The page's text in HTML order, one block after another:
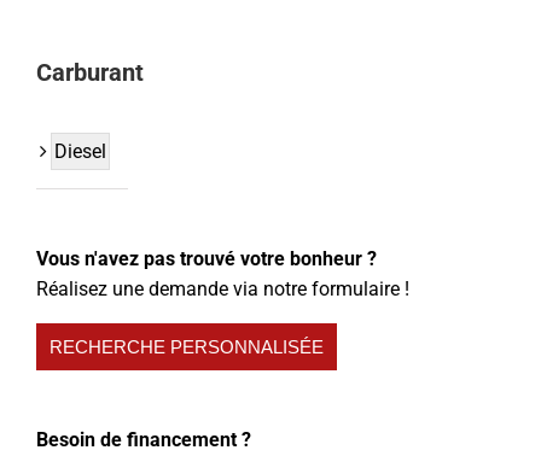
Carburant
Diesel
Vous n'avez pas trouvé votre bonheur ?
Réalisez une demande via notre formulaire !
RECHERCHE PERSONNALISÉE
Besoin de financement ?